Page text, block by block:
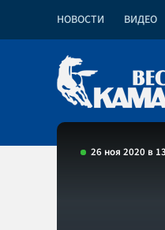
НОВОСТИ ВИДЕО
26 ноя 2020 в